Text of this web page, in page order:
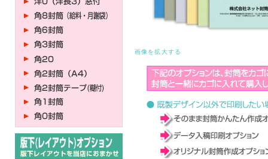
画像を拡大する